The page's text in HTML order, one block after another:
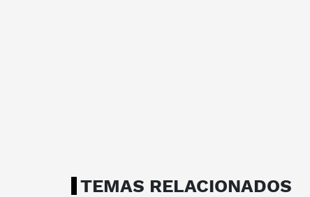
TEMAS RELACIONADOS